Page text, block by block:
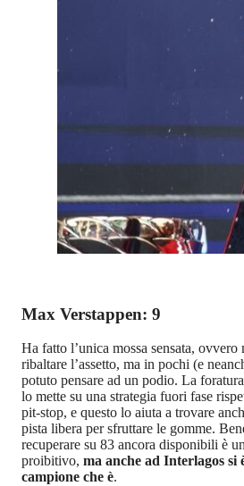
Max Verstappen: 9
Ha fatto l’unica mossa sensata,
ribaltare l’assetto, ma in pochi (e
potuto pensare ad un podio. La
lo mette su una strategia fuori fase
pit-stop, e questo lo aiuta a trovare
pista libera per sfruttare le gomme.
recuperare su 83 ancora disponibili è
proibitivo, ma anche ad Interlagos si
campione che è.